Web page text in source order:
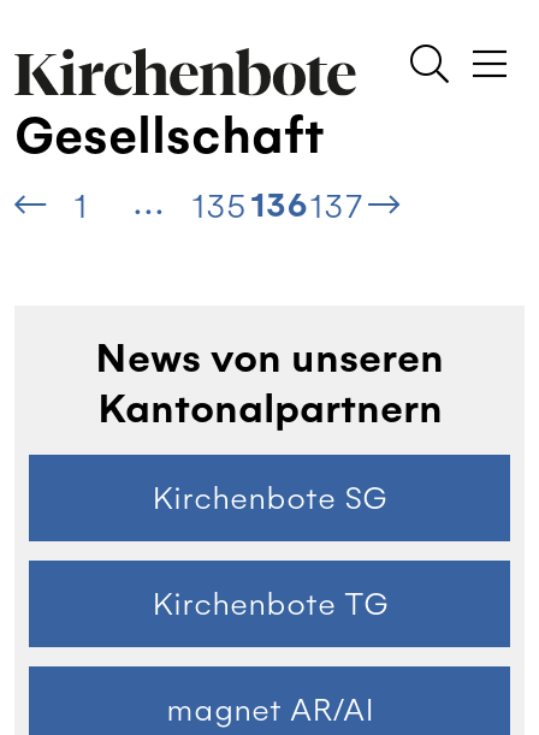
Gesellschaft
1 ... 135136137
News von unseren
Kantonalpartnern
Kirchenbote SG
Kirchenbote TG
magnet AR/AI